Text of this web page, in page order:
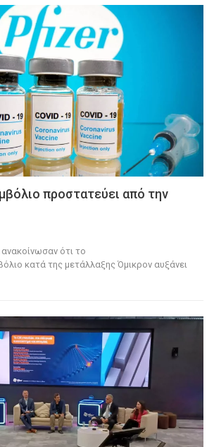
προστατεύει από την
ανακοίνωσαν ότι το
κατά της μετάλλαξης Όμικρον αυξάνει